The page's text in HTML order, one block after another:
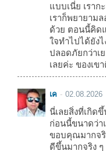
แบบเนี่ย เรา
เราก็พยายาม
ด้วย ตอนนี้คิด
ใจทำไปได้ยัง
ปลอดภัยกว่าเ
เลยค่ะ ของเข
เค 02.08.2026
นี่เลยสิ่งที่เกิด
ก่อนนี้ขนาดว่า
ขอบคุณมากจ
ดีขึ้นมากจริง ๆ